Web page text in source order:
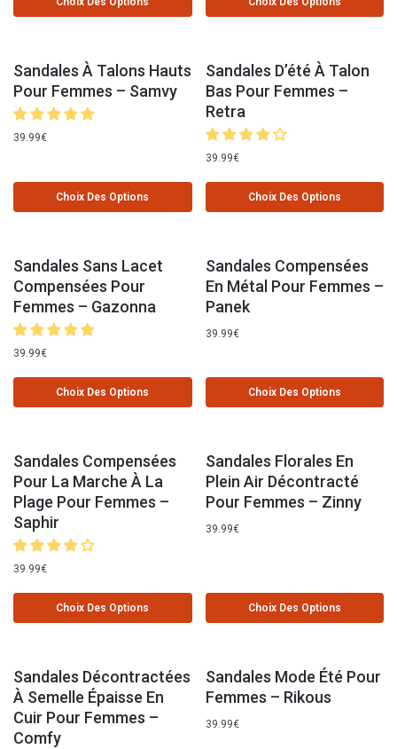
Sandales À Talons Hauts
Pour Femmes – Samvy
39.99€
Choix Des Options
Sandales D’été À Talon
Bas Pour Femmes –
Retra
39.99€
Choix Des Options
Sandales Sans Lacet
Compensées Pour
Femmes – Gazonna
39.99€
Choix Des Options
Sandales Compensées
En Métal Pour Femmes –
Panek
39.99€
Choix Des Options
Sandales Compensées
Pour La Marche À La
Plage Pour Femmes –
Saphir
39.99€
Choix Des Options
Sandales Florales En
Plein Air Décontracté
Pour Femmes – Zinny
39.99€
Choix Des Options
Sandales Décontractées
À Semelle Épaisse En
Cuir Pour Femmes –
Comfy
Sandales Mode Été Pour
Femmes – Rikous
39.99€